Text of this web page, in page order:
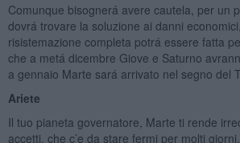
Comunque bisognerá avere cautela, per un
dovrá trovare la soluzione ai danni
risistemazione completa potrá essere fatta
che a metá dicembre Giove e Saturno
a gennaio Marte sará arrivato nel segno del
Ariete
Il tuo pianeta governatore, Marte ti rende
accetti, che c’e da stare fermi per molti